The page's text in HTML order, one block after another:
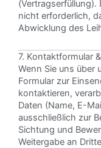
nicht erforderlich,
Abwicklung des
7. Kontaktformular
Wenn Sie uns über
Formular zur
kontaktieren,
Daten (Name, E-
ausschließlich zur
Sichtung und
Weitergabe an